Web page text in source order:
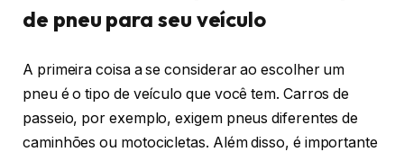
de pneu para seu veículo
A primeira coisa a se considerar ao escolher um
pneu é o tipo de veículo que você tem. Carros de
passeio, por exemplo, exigem pneus diferentes de
caminhões ou motocicletas. Além disso, é importante